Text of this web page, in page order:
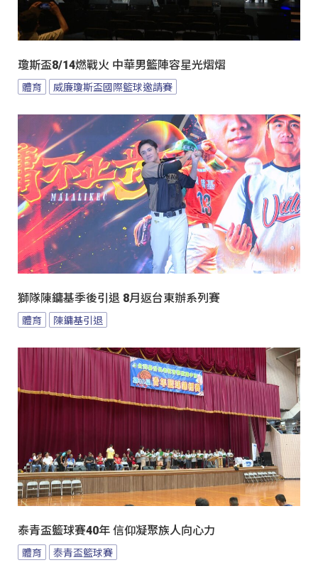
瓊斯盃8/14燃戰火 中華男籃陣容星光熠熠
體育 威廉瓊斯盃國際籃球邀請賽
獅隊陳鏞基季後引退 8月返台東辦系列賽
體育 陳鏞基引退
泰青盃籃球賽40年 信仰凝聚族人向心力
體育 泰青盃籃球賽